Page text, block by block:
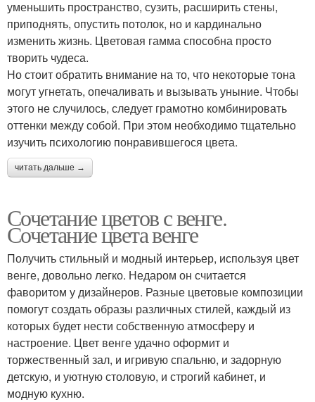
уменьшить пространство, сузить, расширить стены,
приподнять, опустить потолок, но и кардинально
изменить жизнь. Цветовая гамма способна просто
творить чудеса.
Но стоит обратить внимание на то, что некоторые тона
могут угнетать, опечаливать и вызывать уныние. Чтобы
этого не случилось, следует грамотно комбинировать
оттенки между собой. При этом необходимо тщательно
изучить психологию понравившегося цвета.
читать дальше →
Сочетание цветов с венге.
Сочетание цвета венге
Получить стильный и модный интерьер, используя цвет
венге, довольно легко. Недаром он считается
фаворитом у дизайнеров. Разные цветовые композиции
помогут создать образы различных стилей, каждый из
которых будет нести собственную атмосферу и
настроение. Цвет венге удачно оформит и
торжественный зал, и игривую спальню, и задорную
детскую, и уютную столовую, и строгий кабинет, и
модную кухню.